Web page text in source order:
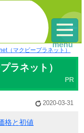
（マクビープラネット）
ラネット）
2020-03-31
格と初値
menu